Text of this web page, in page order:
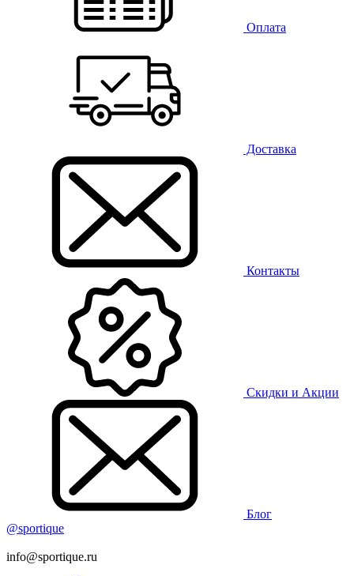
Оплата
Доставка
Контакты
Скидки и Акции
Блог
@sportique
info@sportique.ru